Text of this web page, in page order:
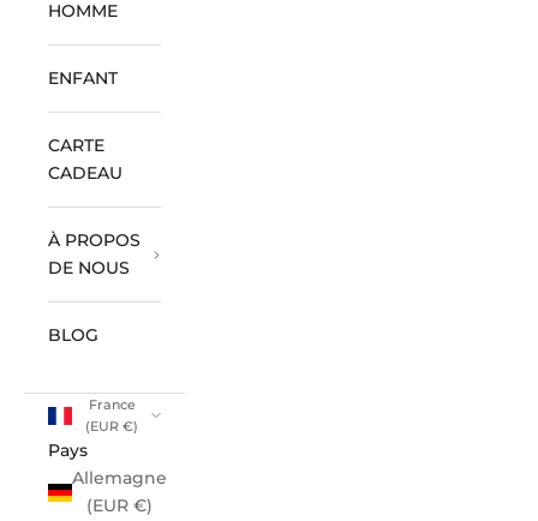
HOMME
ENFANT
CARTE
CADEAU
À PROPOS
DE NOUS
BLOG
France
(EUR €)
Pays
Allemagne
(EUR €)